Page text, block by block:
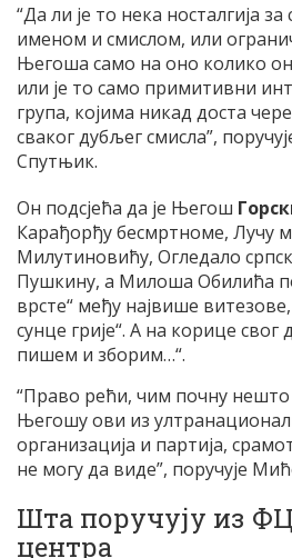
“Да ли је то нека носталгија
именом и смислом, или
Његоша само на оно колико
или је то само примитивни
група, којима никад доста
сваког дубљег смисла”,
Спутњик.
Он подсјећа да је Његош
Карађорђу бесмртноме, Лучу
Милутиновићу, Огледало
Пушкину, а Милоша Обилића
врсте“ међу највише
сунце грије“. А на корице свог
пишем и зборим…“.
“Право рећи, чим почну нешто
Његошу ови из
организација и партија,
не могу да виде”, поручује
Шта поручују из
центра